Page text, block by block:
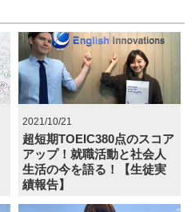
2021/10/21
超短期TOEIC380点のスコア
アップ！就職活動と社会人
生活の今を語る！【生徒実
績報告】